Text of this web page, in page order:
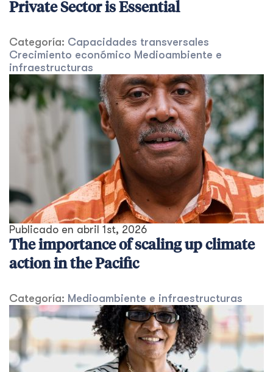
Private Sector is Essential
Categoría: Capacidades transversales
Crecimiento económico Medioambiente e
infraestructuras
Publicado en abril 1st, 2026
The importance of scaling up climate
action in the Pacific
Categoría: Medioambiente e infraestructuras